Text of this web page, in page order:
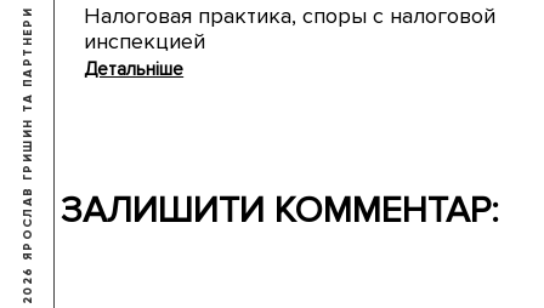
© 2009-2026 ЯРОСЛАВ ГРИШИН ТА ПАРТНЕРИ
Налоговая практика, споры с налоговой
инспекцией
Детальніше
ЗАЛИШИТИ КОММЕНТАР: